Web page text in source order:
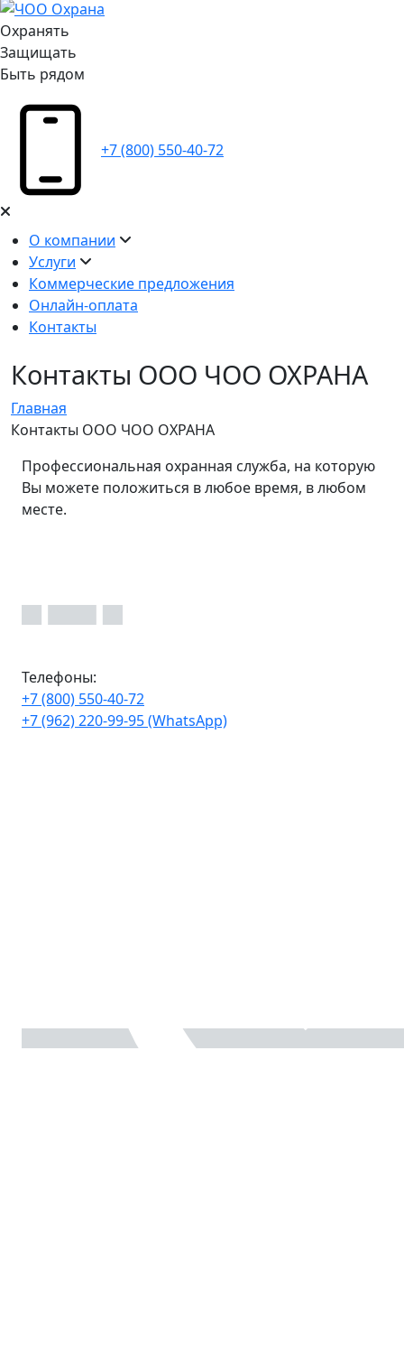
Охранять
Защищать
Быть рядом
+7 (800) 550-40-72
О компании
Услуги
Коммерческие предложения
Онлайн-оплата
Контакты
Контакты ООО ЧОО ОХРАНА
Главная
Контакты ООО ЧОО ОХРАНА
Профессиональная охранная служба, на которую
Вы можете положиться в любое время, в любом
месте.
Телефоны:
+7 (800) 550-40-72
+7 (962) 220-99-95 (WhatsApp)